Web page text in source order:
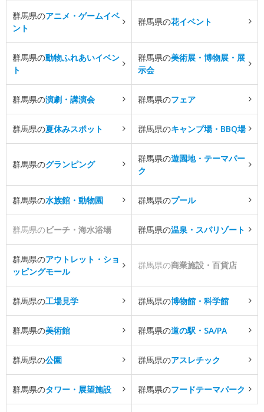
群馬県のアニメ・ゲームイベ
ント
群馬県の花イベント
群馬県の動物ふれあいイベン
ト
群馬県の美術展・博物展・展
示会
群馬県の演劇・講演会 群馬県のフェア
群馬県の夏休みスポット 群馬県のキャンプ場・BBQ場
群馬県のグランピング
群馬県の遊園地・テーマパー
ク
群馬県の水族館・動物園 群馬県のプール
群馬県のビーチ・海水浴場 群馬県の温泉・スパリゾート
群馬県のアウトレット・ショ
ッピングモール
群馬県の商業施設・百貨店
群馬県の工場見学 群馬県の博物館・科学館
群馬県の美術館 群馬県の道の駅・SA/PA
群馬県の公園 群馬県のアスレチック
群馬県のタワー・展望施設 群馬県のフードテーマパーク